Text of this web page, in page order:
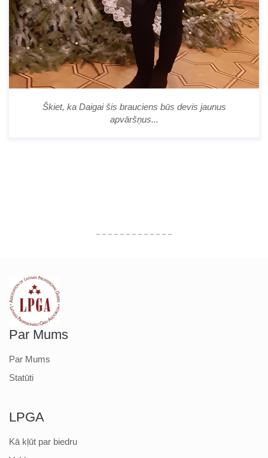
Škiet, ka Daigai šis brauciens būs devis jaunus
apvāršņus...
Par Mums
Par Mums
Statūti
LPGA
Kā kļūt par biedru